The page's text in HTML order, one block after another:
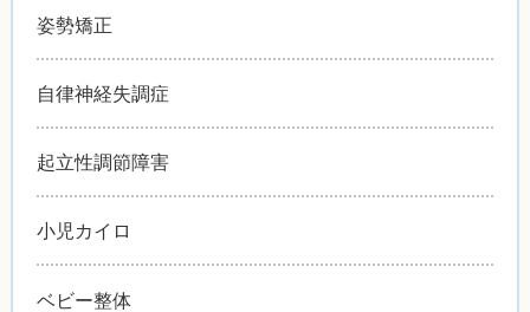
姿勢矯正
自律神経失調症
起立性調節障害
小児カイロ
ベビー整体